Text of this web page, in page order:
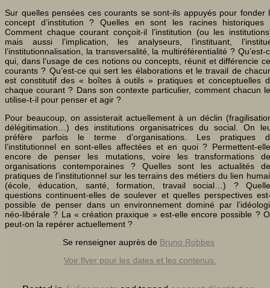
Sur quelles pensées ces courants se sont-ils appuyés pour fonder
concept d’institution ? Quelles en sont les racines historiques
Comment chaque courant conçoit-il l’institution (ou les
mais aussi l’implication, les analyseurs, l’instituant,
l’institutionnalisation, la transversalité, la multiréférentialité ? Qu’est-
qui, dans l’usage de ces notions ou concepts, réunit et différencie
courants ? Qu’est-ce qui sert les élaborations et le travail de
est constitutif des « boîtes à outils » pratiques et conceptuelles
chaque courant ? Dans son contexte particulier, comment chacun
utilise-t-il pour penser et agir ?
Pour beaucoup, on assisterait actuellement à un déclin
délégitimation…) des institutions organisatrices du social. On
préfère parfois le terme d’organisations. Les pratiques
l’institutionnel en sont-elles affectées et en quoi ? Permettent-
encore de penser les mutations, voire les transformations
organisations contemporaines ? Quelles sont les actualités
pratiques de l’institutionnel sur les terrains des métiers du lien
(école, éducation, santé, formation, travail social…) ?
questions continuent-elles de soulever et quelles perspectives
possible de penser dans un environnement dominé par
néo-libérale ? La « création praxique » est-elle encore possible ?
peut-on la repérer actuellement ?
Se renseigner auprès de Bruno Robbes
Voir flyer pour les dates et les contenus.